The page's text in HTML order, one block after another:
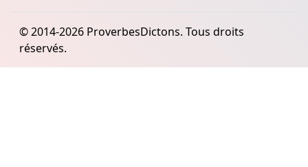
© 2014-2026 ProverbesDictons. Tous droits
réservés.